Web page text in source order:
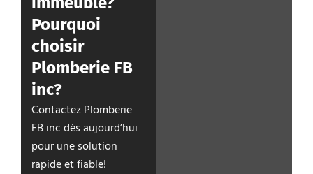
Pourquoi
choisir
Plomberie FB
inc?
Contactez Plomberie
FB inc dès aujourd’hui
pour une solution
rapide et fiable!